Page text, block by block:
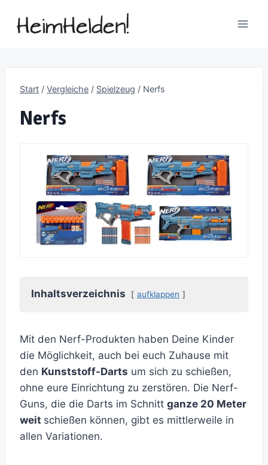
Inhalt
Start / Vergleiche / Spielzeug / Nerfs
Nerfs
Inhaltsverzeichnis aufklappen
Mit den Nerf-Produkten haben Deine Kinder
die Möglichkeit, auch bei euch Zuhause mit
den Kunststoff-Darts um sich zu schießen,
ohne eure Einrichtung zu zerstören. Die Nerf-
Guns, die die Darts im Schnitt ganze 20 Meter
weit schießen können, gibt es mittlerweile in
allen Variationen.